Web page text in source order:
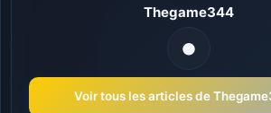
Thegame344
Voir tous les articles de